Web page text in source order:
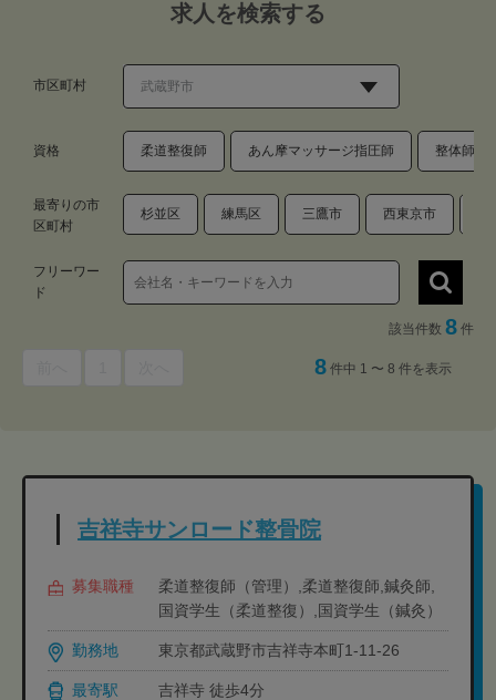
求人を検索する
市区町村
資格 柔道整復師 あん摩マッサージ指圧師 整体師・
最寄りの市
区町村
杉並区 練馬区 三鷹市 西東京市
フリーワー
ド
該当件数 8 件
8 件中 1 〜 8 件を表示
吉祥寺サンロード整骨院
募集職種
柔道整復師（管理）,柔道整復師,鍼灸師,
国資学生（柔道整復）,国資学生（鍼灸）
勤務地 東京都武蔵野市吉祥寺本町1-11-26
最寄駅 吉祥寺 徒歩4分